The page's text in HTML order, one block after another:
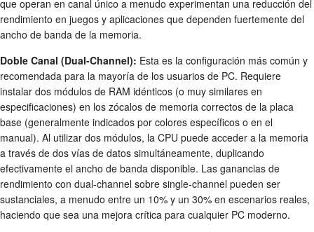
que operan en canal único a menudo experimentan una reducción del
rendimiento en juegos y aplicaciones que dependen fuertemente del
ancho de banda de la memoria.
Doble Canal (Dual-Channel): Esta es la configuración más común y
recomendada para la mayoría de los usuarios de PC. Requiere
instalar dos módulos de RAM idénticos (o muy similares en
especificaciones) en los zócalos de memoria correctos de la placa
base (generalmente indicados por colores específicos o en el
manual). Al utilizar dos módulos, la CPU puede acceder a la memoria
a través de dos vías de datos simultáneamente, duplicando
efectivamente el ancho de banda disponible. Las ganancias de
rendimiento con dual-channel sobre single-channel pueden ser
sustanciales, a menudo entre un 10% y un 30% en escenarios reales,
haciendo que sea una mejora crítica para cualquier PC moderno.